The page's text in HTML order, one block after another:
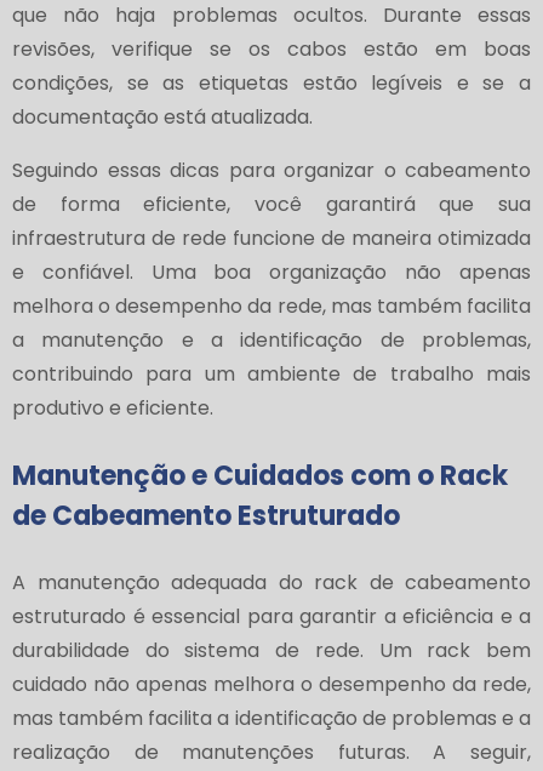
que não haja problemas ocultos. Durante essas
revisões, verifique se os cabos estão em boas
condições, se as etiquetas estão legíveis e se a
documentação está atualizada.
Seguindo essas dicas para organizar o cabeamento
de forma eficiente, você garantirá que sua
infraestrutura de rede funcione de maneira otimizada
e confiável. Uma boa organização não apenas
melhora o desempenho da rede, mas também facilita
a manutenção e a identificação de problemas,
contribuindo para um ambiente de trabalho mais
produtivo e eficiente.
Manutenção e Cuidados com o Rack
de Cabeamento Estruturado
A manutenção adequada do rack de cabeamento
estruturado é essencial para garantir a eficiência e a
durabilidade do sistema de rede. Um rack bem
cuidado não apenas melhora o desempenho da rede,
mas também facilita a identificação de problemas e a
realização de manutenções futuras. A seguir,